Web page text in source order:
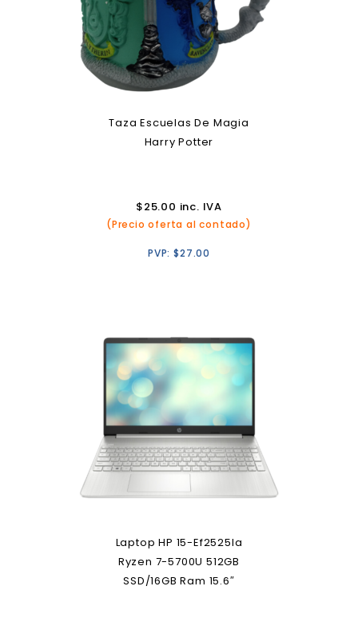
Taza Escuelas De Magia
Harry Potter
$25.00 inc. IVA
(Precio oferta al contado)
PVP:$27.00
Laptop HP 15-Ef2525la
Ryzen 7-5700U 512GB
SSD/16GB Ram 15.6″